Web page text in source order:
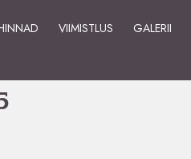
VIIMISTLUS GALERII